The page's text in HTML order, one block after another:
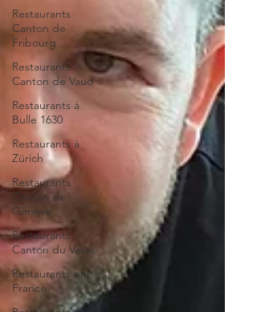
Restaurants
Canton de
Fribourg
Restaurants
Canton de Vaud
Restaurants à
Bulle 1630
Restaurants à
Zürich
Restaurants
Canton de
Genève
Restaurants
Canton du Valais
Restaurants en
France